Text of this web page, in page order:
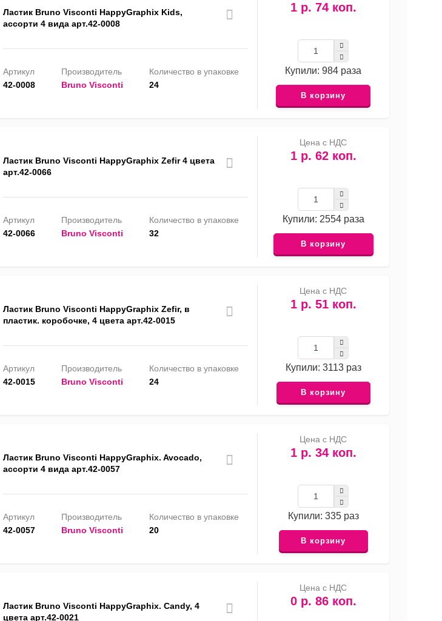
Ластик Bruno Visconti HappyGraphix Kids,
ассорти 4 вида арт.42-0008
Артикул
42-0008
Производитель
Bruno Visconti
Количество в упаковке
24
1 р. 74 коп.
Купили: 984 раза
В корзину
Ластик Bruno Visconti HappyGraphix Zefir 4 цвета
арт.42-0066
Артикул
42-0066
Производитель
Bruno Visconti
Количество в упаковке
32
Цена с НДС
1 р. 62 коп.
Купили: 2554 раза
В корзину
Ластик Bruno Visconti HappyGraphix Zefir, в
пластик. коробочке, 4 цвета арт.42-0015
Артикул
42-0015
Производитель
Bruno Visconti
Количество в упаковке
24
Цена с НДС
1 р. 51 коп.
Купили: 3113 раз
В корзину
Ластик Bruno Visconti HappyGraphix. Avocado,
ассорти 4 вида арт.42-0057
Артикул
42-0057
Производитель
Bruno Visconti
Количество в упаковке
20
Цена с НДС
1 р. 34 коп.
Купили: 335 раз
В корзину
Ластик Bruno Visconti HappyGraphix. Candy, 4
цвета арт.42-0021
Цена с НДС
0 р. 86 коп.